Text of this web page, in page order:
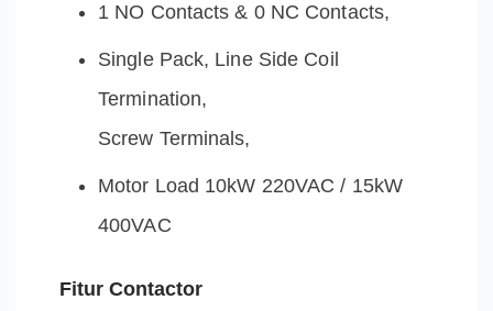
1 NO Contacts & 0 NC Contacts,
Single Pack, Line Side Coil
Termination,
Screw Terminals,
Motor Load 10kW 220VAC / 15kW
400VAC
Fitur Contactor